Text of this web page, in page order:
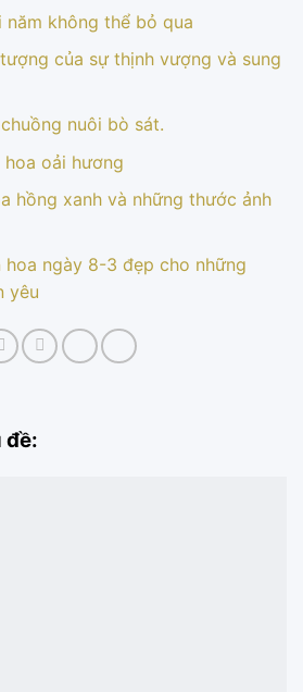
không thể bỏ qua
của sự thịnh vượng và sung
nuôi bò sát.
oải hương
hồng xanh và những thước ảnh
hoa ngày 8-3 đẹp cho những
yêu
đề: